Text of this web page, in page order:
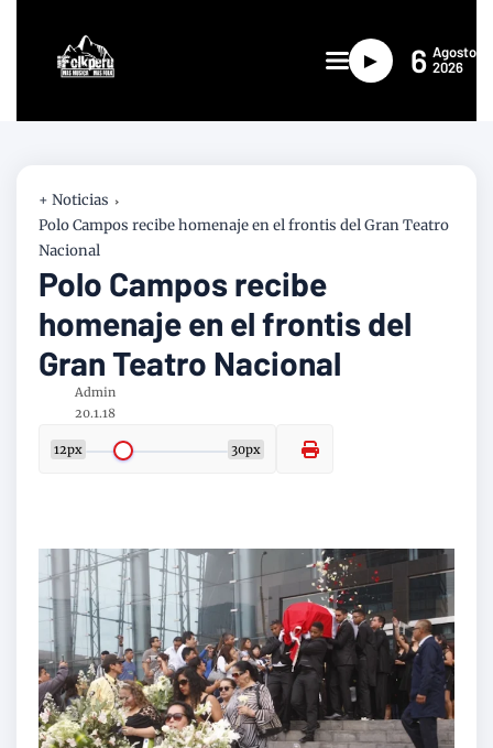
► 6 Agosto
2026
+ Noticias
Polo Campos recibe homenaje en el frontis del Gran Teatro
Nacional
Polo Campos recibe
homenaje en el frontis del
Gran Teatro Nacional
Admin
20.1.18
12px 30px